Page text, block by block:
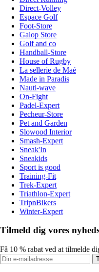
Direct-Volley
Espace Golf
Foot-Store
Galop Store
Golf and co
Handball-Store
House of Rugby
La sellerie de Maé
Made in Paradis
Nauti-wave
On-Fight
Padel-Expert
Pecheur-Store
Pet and Garden
Slowood Interior
Smash-Expert
Sneak'In
Sneakids
Sport is good
Training-Fit
Trek-Expert
Triathlon-Expert
TripnBikers
Winter-Expert
Tilmeld dig vores
Få 10 % rabat ved at tilmelde